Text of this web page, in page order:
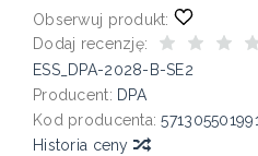
Obserwuj produkt:
Dodaj recenzję:
ESS_DPA-2028-B-SE2
Producent: DPA
Kod producenta:
Historia ceny